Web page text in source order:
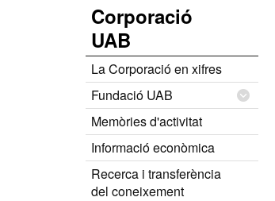
Corporació
UAB
La Corporació en xifres
Fundació UAB
Memòries d'activitat
Informació econòmica
Recerca i transferència
del coneixement